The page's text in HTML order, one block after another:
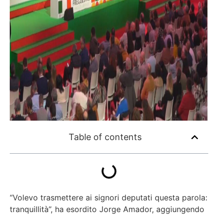
Table of contents
“Volevo trasmettere ai signori deputati questa parola:
tranquillità”, ha esordito Jorge Amador, aggiungendo